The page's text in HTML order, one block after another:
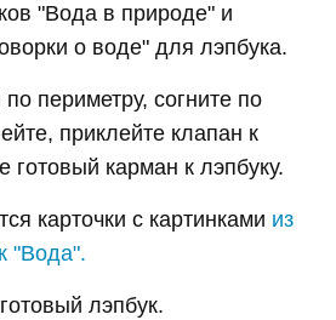
"Вода в природе" и
о воде" для лэпбука.
периметру, согните по
приклейте клапан к
готовый карман к лэпбуку.
карточки с картинками из
"Вода".
лэпбук.